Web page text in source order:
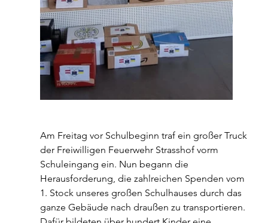
Am Freitag vor Schulbeginn traf ein großer Truck
der Freiwilligen Feuerwehr Strasshof vorm
Schuleingang ein. Nun begann die
Herausforderung, die zahlreichen Spenden vom
1. Stock unseres großen Schulhauses durch das
ganze Gebäude nach draußen zu transportieren.